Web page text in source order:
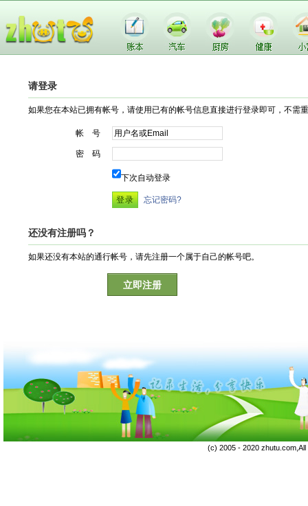
请登录
如果您在本站已拥有帐号，请使用已有的帐号信息直接进行登录即可，不需
帐 号
密 码
下次自动登录
忘记密码?
还没有注册吗？
如果还没有本站的通行帐号，请先注册一个属于自己的帐号吧。
立即注册
(c) 2005 - 2020